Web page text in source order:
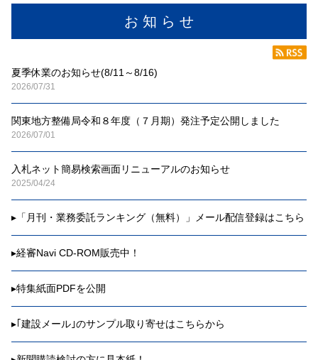
お 知 ら せ
夏季休業のお知らせ(8/11～8/16)
2026/07/31
関東地方整備局令和８年度（７月期）発注予定公開しました
2026/07/01
入札ネット簡易検索画面リニューアルのお知らせ
2025/04/24
▸ 「月刊・業務委託ランキング（無料）」メール配信登録はこちら
▸経審Navi CD-ROM販売中！
▸特集紙面PDFを公開
▸ ｢建設メール｣のサンプル取り寄せはこちらから